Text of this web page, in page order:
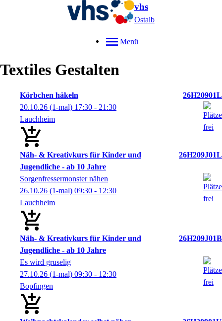
vhs
Ostalb
Menü
Textiles Gestalten
Körbchen häkeln
26H20901L
20.10.26 (1-mal) 17:30 - 21:30
Lauchheim
Näh- & Kreativkurs für Kinder und
Jugendliche - ab 10 Jahre
26H209J01L
Sorgenfressermonster nähen
26.10.26 (1-mal) 09:30 - 12:30
Lauchheim
Näh- & Kreativkurs für Kinder und
Jugendliche - ab 10 Jahre
26H209J01B
Es wird gruselig
27.10.26 (1-mal) 09:30 - 12:30
Bopfingen